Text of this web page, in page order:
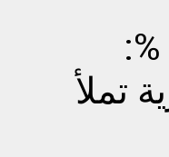
من 1 % الى 37 %:
تملأ